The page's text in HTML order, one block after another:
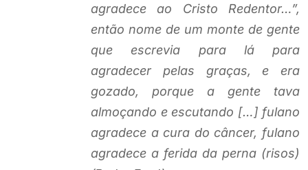
agradece ao Cristo Redentor…”,
então nome de um monte de gente
que escrevia para lá para
agradecer pelas graças, e era
gozado, porque a gente tava
almoçando e escutando […] fulano
agradece a cura do câncer, fulano
agradece a ferida da perna (risos)